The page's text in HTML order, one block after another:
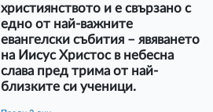
християнството и е свързано с
едно от най-важните
евангелски събития – явяването
на Иисус Христос в небесна
слава пред трима от най-
близките си ученици.